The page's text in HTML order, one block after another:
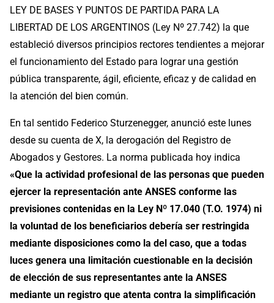
LEY DE BASES Y PUNTOS DE PARTIDA PARA LA
LIBERTAD DE LOS ARGENTINOS (Ley Nº 27.742) la que
estableció diversos principios rectores tendientes a mejorar
el funcionamiento del Estado para lograr una gestión
pública transparente, ágil, eficiente, eficaz y de calidad en
la atención del bien común.
En tal sentido Federico Sturzenegger, anunció este lunes
desde su cuenta de X, la derogación del Registro de
Abogados y Gestores. La norma publicada hoy indica
«Que la actividad profesional de las personas que pueden
ejercer la representación ante ANSES conforme las
previsiones contenidas en la Ley Nº 17.040 (T.O. 1974) ni
la voluntad de los beneficiarios debería ser restringida
mediante disposiciones como la del caso, que a todas
luces genera una limitación cuestionable en la decisión
de elección de sus representantes ante la ANSES
mediante un registro que atenta contra la simplificación